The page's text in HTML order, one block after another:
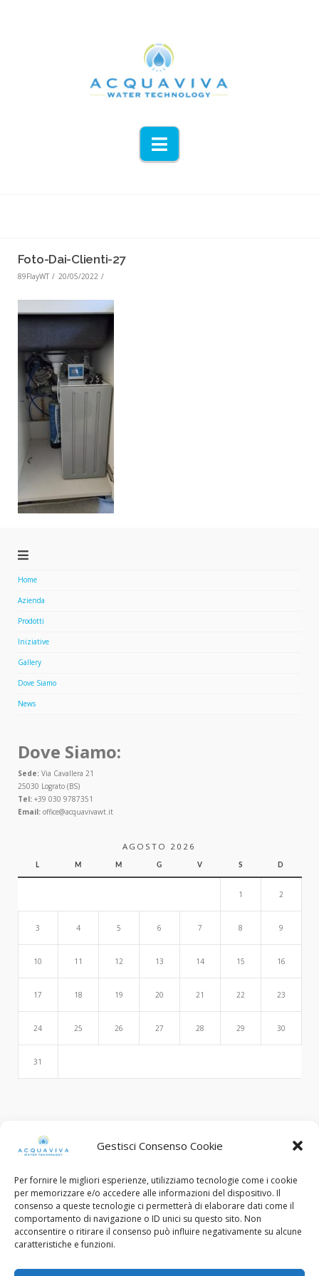
Gestisci Consenso Cookie
Per fornire le migliori esperienze, utilizziamo tecnologie come i cookie
per memorizzare e/o accedere alle informazioni del dispositivo. Il
consenso a queste tecnologie ci permetterà di elaborare dati come il
comportamento di navigazione o ID unici su questo sito. Non
acconsentire o ritirare il consenso può influire negativamente su alcune
caratteristiche e funzioni.
Navigation
Foto-Dai-Clienti-27
89FlayWT 20/05/2022
Home
Azienda
Prodotti
Iniziative
Gallery
Dove Siamo
News
Dove Siamo:
Sede:Via Cavallera 21
25030 Lograto (BS)
Tel:+39 030 9787351
Email:office@acquavivawt.it
AGOSTO 2026
L M M G V S D
1 2
3 4 5 6 7 8 9
10 11 12 13 14 15 16
17 18 19 20 21 22 23
24 25 26 27 28 29 30
31